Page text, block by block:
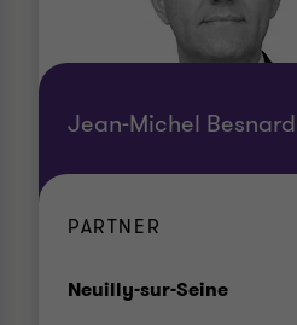
Jean-Michel Besnard
PARTNER
Neuilly-sur-SeineBureau